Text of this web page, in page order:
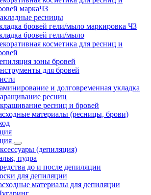
маркаЧЗ
ресницы
бровей гели/мыло маркировка ЧЗ
бровей гели/мыло
косметика для ресниц и
зоны бровей
для бровей
и долговременная укладка
ресниц
ресниц и бровей
материалы (ресницы, брови)
(депиляция)
пудра
до и после депиляции
для депиляции
материалы для депиляции